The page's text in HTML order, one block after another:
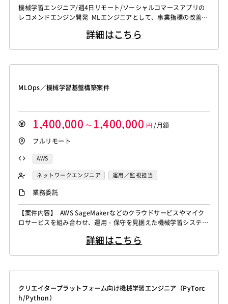
機械学習エンジニア/週4日リモート/ソーシャルコマースアプリの
レコメンドエンジン開発 MLエンジニアとして、事業指標の改善に
rtex AI活用) ・レコメンデーションアルゴリズムの選定・実装、運
詳細はこちら
MLOps／機械学習基盤構築案件
1,400,000 ～ 1,400,000 円 /月額
フルリモート
AWS
ネットワークエンジニア
運用／監視担当
セキュリティコンサル
サイバーセキュリティエンジニア
セキュリティエンジニア
業務委託
【案件内容】 AWS SageMakerなどのクラウドサービスやマイク
ロサービスを組み合わせ、運用・保守を見据えた機械学習システム
たシステムの企画、開発、運用保守をご支援いただける方を募集し
めた、実...
詳細はこちら
クリエイタープラットフォーム向け機械学習エンジニア（PyTorc
h/Python）